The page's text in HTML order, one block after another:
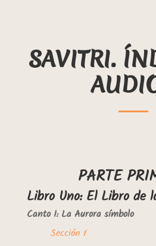
SAVITRI.
PARTE
Libro Uno: El Libro de
Canto I: La Aurora símbolo
Sección 1